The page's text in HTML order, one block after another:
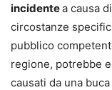
incidentea causa
circostanze
pubblico
regione, potrebbe
causati da una